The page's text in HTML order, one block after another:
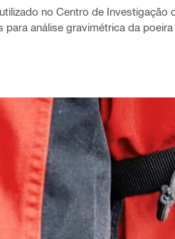
no Centro de
para análise gravimétrica da